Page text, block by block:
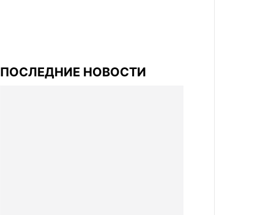
ПОСЛЕДНИЕ НОВОСТИ